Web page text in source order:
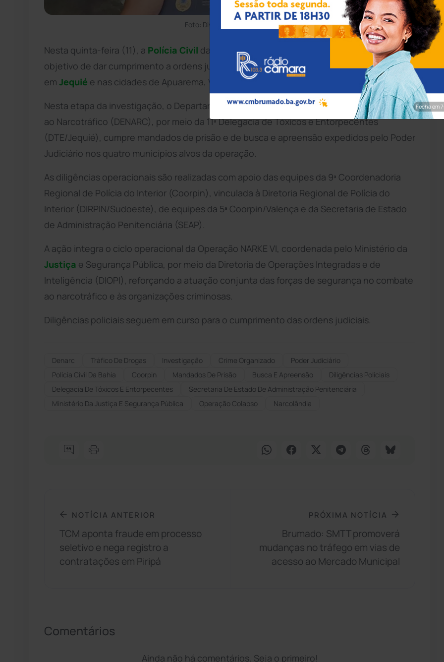
Foto: Divulgação/Polícia Civil
Nesta quinta-feira (11), a Polícia Civil da Bahiadeflagrou a Operação Colapso com o
objetivo de dar cumprimento a ordens judiciais contra investigados por tráfico de drogas
em Jequié e nas cidades de Apuarema, Wenceslau Guimarães e Nova Ibiá.
Nesta etapa da investigação, o Departamento Especializado de Investigação e Repressão
ao Narcotráfico (DENARC), por meio da 11ª Delegacia de Tóxicos e Entorpecentes
(DTE/Jequié), cumpre mandados de prisão e de busca e apreensão expedidos pelo Poder
Judiciário nos quatro municípios alvos da operação.
As diligências operacionais são realizadas com apoio das equipes da 9ª Coordenadoria
Regional de Polícia do Interior (Coorpin), vinculada à Diretoria Regional de Polícia do
Interior (DIRPIN/Sudoeste), de equipes da 5ª Coorpin/Valença e da Secretaria de Estado
de Administração Penitenciária (SEAP).
A ação integra o ciclo operacional da Operação NARKE VI, coordenada pelo Ministério da
Justiça e Segurança Pública, por meio da Diretoria de Operações Integradas e de
Inteligência (DIOPI), reforçando a atuação conjunta das forças de segurança no combate
ao narcotráfico e às organizações criminosas.
Diligências policiais seguem em curso para o cumprimento das ordens judiciais.
Denarc Tráfico De Drogas Investigação Crime Organizado
Poder Judiciário
Polícia Civil Da Bahia
Coorpin Mandados De Prisão Busca E Apreensão
Diligências Policiais
Delegacia De Tóxicos E Entorpecentes
Secretaria De Estado De Administração Penitenciária
Ministério Da Justiça E Segurança Pública
Operação Colapso Narcolândia
NOTÍCIA ANTERIOR
TCM aponta fraude em processo
seletivo e nega registro a
contratações em Piripá
PRÓXIMA NOTÍCIA
Brumado: SMTT promoverá
mudanças no tráfego em vias de
acesso ao Mercado Municipal
Comentários
Ainda não há comentários. Seja o primeiro!
Fecha em